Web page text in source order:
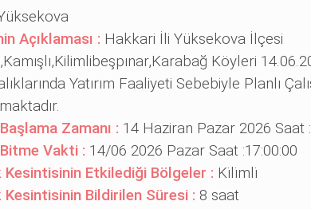
Açıklaması : Hakkari İli Yüksekova İlçesi
Köyleri
Yatırım Faaliyeti Sebebiyle Planlı
Zamanı : 14 Haziran Pazar 2026 Saat
Vakti : 14/06 2026 Pazar Saat :17:00:00
Kesintisinin Etkilediği Bölgeler : Ki̇li̇mli̇
Kesintisinin Bildirilen Süresi : 8 saat